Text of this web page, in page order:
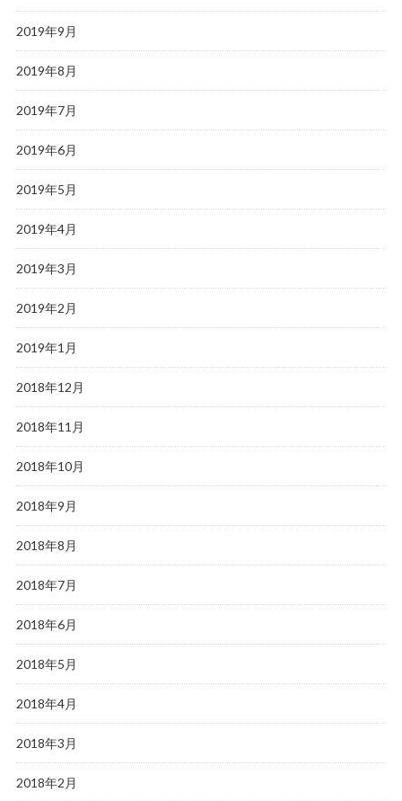
2019年9月
2019年8月
2019年7月
2019年6月
2019年5月
2019年4月
2019年3月
2019年2月
2019年1月
2018年12月
2018年11月
2018年10月
2018年9月
2018年8月
2018年7月
2018年6月
2018年5月
2018年4月
2018年3月
2018年2月